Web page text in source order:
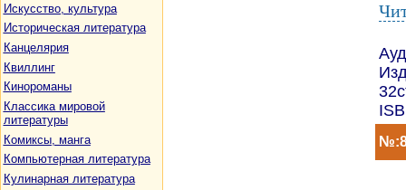
Искусство, культура
Историческая литература
Канцелярия
Квиллинг
Кинороманы
Классика мировой
литературы
Комиксы, манга
Компьютерная литература
Кулинарная литература